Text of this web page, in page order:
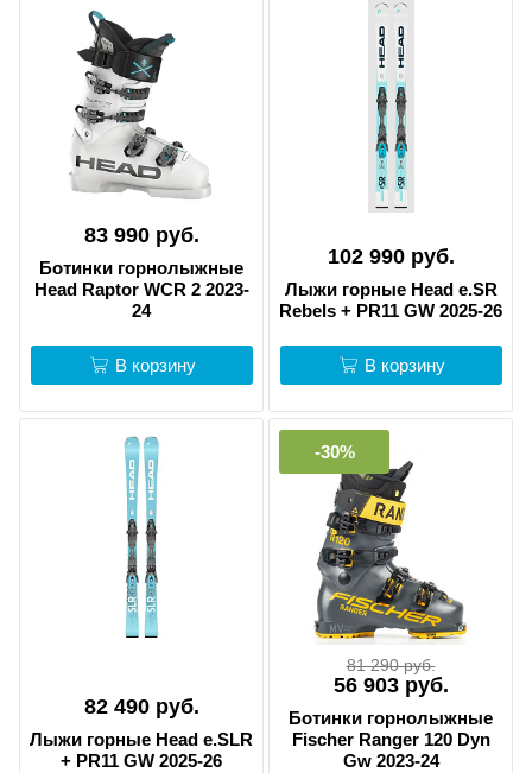
83 990 руб.
Ботинки горнолыжные
Head Raptor WCR 2 2023-
24
В корзину
102 990 руб.
Лыжи горные Head e.SR
Rebels + PR11 GW 2025-26
В корзину
82 490 руб.
Лыжи горные Head e.SLR
+ PR11 GW 2025-26
-30%
81 290 руб.
56 903 руб.
Ботинки горнолыжные
Fischer Ranger 120 Dyn
Gw 2023-24